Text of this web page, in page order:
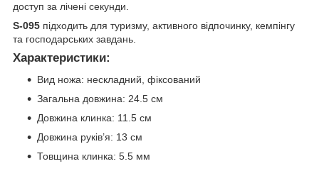
доступ за лічені секунди.
S-095 підходить для туризму, активного відпочинку, кемпінгу
та господарських завдань.
Характеристики:
Вид ножа: нескладний, фіксований
Загальна довжина: 24.5 см
Довжина клинка: 11.5 см
Довжина руків’я: 13 см
Товщина клинка: 5.5 мм